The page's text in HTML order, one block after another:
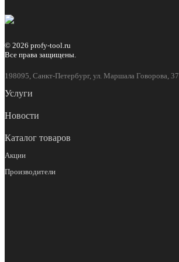
© 2026 profy-tool.ru
Все права защищены.
198095, Санкт-Петербург, ул. Маршала Говорова, 37
Услуги
Новости
Каталог товаров
Акции
Производители